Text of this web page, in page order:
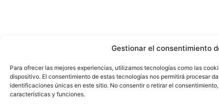
Gestionar el consentimiento
Para ofrecer las mejores experiencias, utilizamos tecnologías como las
dispositivo. El consentimiento de estas tecnologías nos permitirá procesar
identificaciones únicas en este sitio. No consentir o retirar el
características y funciones.